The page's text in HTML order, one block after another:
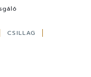
CSILLAG